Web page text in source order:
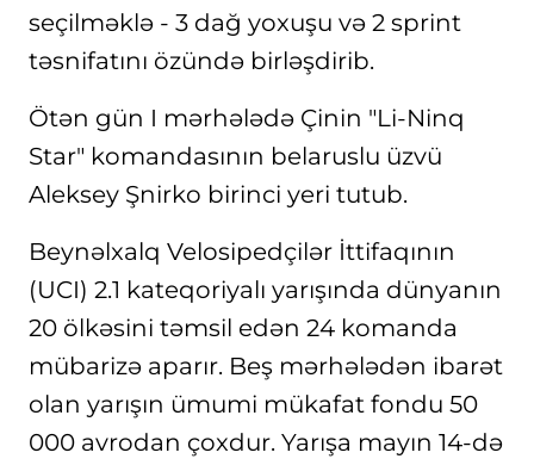
seçilməklə - 3 dağ yoxuşu və 2 sprint
təsnifatını özündə birləşdirib.
Ötən gün I mərhələdə Çinin "Li-Ninq
Star" komandasının belaruslu üzvü
Aleksey Şnirko birinci yeri tutub.
Beynəlxalq Velosipedçilər İttifaqının
(UCI) 2.1 kateqoriyalı yarışında dünyanın
20 ölkəsini təmsil edən 24 komanda
mübarizə aparır. Beş mərhələdən ibarət
olan yarışın ümumi mükafat fondu 50
000 avrodan çoxdur. Yarışa mayın 14-də